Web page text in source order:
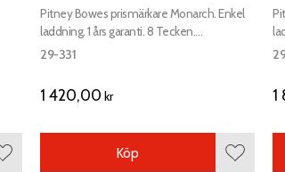
Lägg till i favoriter
Pitney Bowes prismärkare Monarch. Enkel
laddning. 1 års garanti. 8 Tecken.
Etikettstorlek 20x11 mm.
29-331
1 420,00 kr
Lägg till
Köp